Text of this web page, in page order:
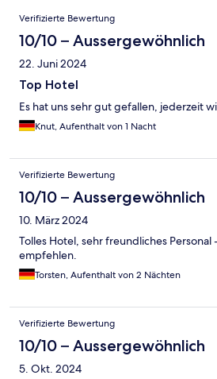
Bewertungen
Verifizierte Bewertung
10/10 – Aussergewöhnlich
22. Juni 2024
Top Hotel
Es hat uns sehr gut gefallen, jederzeit
Knut, Aufenthalt von 1 Nacht
Verifizierte Bewertung
10/10 – Aussergewöhnlich
10. März 2024
Tolles Hotel, sehr freundliches Personal
empfehlen.
Torsten, Aufenthalt von 2 Nächten
Verifizierte Bewertung
10/10 – Aussergewöhnlich
5. Okt. 2024